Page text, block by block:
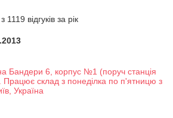
відгуків за рік
Бандери 6, корпус №1 (поруч станція
склад з понеділка по п'ятницю з
Україна